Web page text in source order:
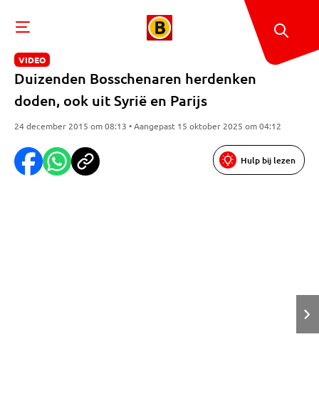
VIDEO
Duizenden Bosschenaren herdenken
doden, ook uit Syrië en Parijs
24 december 2015 om 08:13 • Aangepast 15 oktober 2025 om 04:12
Hulp bij lezen